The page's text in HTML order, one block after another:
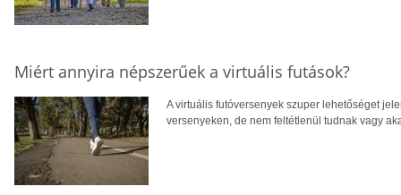
Miért annyira népszerűek a virtuális futások?
A virtuális futóversenyek szuper lehetőséget
versenyeken, de nem feltétlenül tudnak vagy